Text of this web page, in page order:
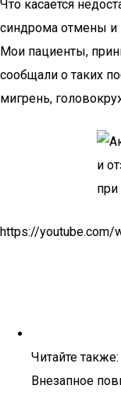
Что касается
синдрома отмены и
Мои пациенты,
сообщали о таких
мигрень,
https://youtube.com/
Читайте также:
Внезапное